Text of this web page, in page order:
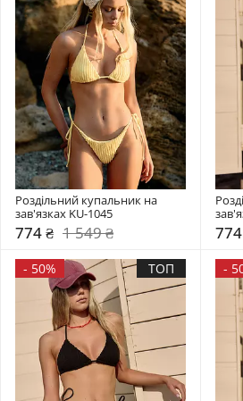
Роздільний купальник на
зав'язках KU-1045
774 ₴ 1 549 ₴
- 50% ТОП -